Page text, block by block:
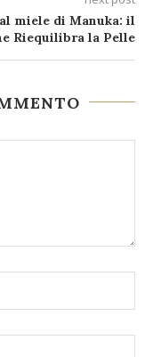
miele di Manuka: il
Riequilibra la Pelle